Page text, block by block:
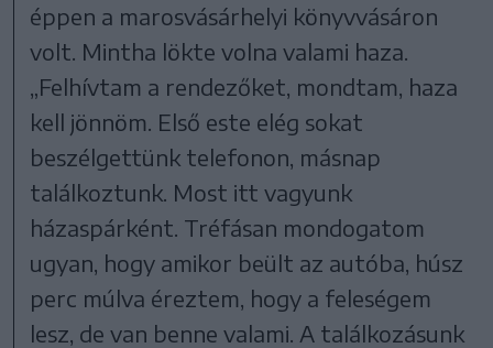
éppen a marosvásárhelyi könyvvásáron
volt. Mintha lökte volna valami haza.
„Felhívtam a rendezőket, mondtam, haza
kell jönnöm. Első este elég sokat
beszélgettünk telefonon, másnap
találkoztunk. Most itt vagyunk
házaspárként. Tréfásan mondogatom
ugyan, hogy amikor beült az autóba, húsz
perc múlva éreztem, hogy a feleségem
lesz, de van benne valami. A találkozásunk